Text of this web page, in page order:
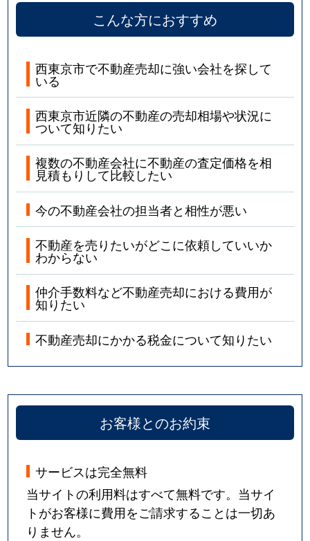
こんな方におすすめ
西東京市で不動産売却に強い会社を探して
いる
西東京市近隣の不動産の売却相場や状況に
ついて知りたい
複数の不動産会社に不動産の査定価格を相
見積もりして比較したい
今の不動産会社の担当者と相性が悪い
不動産を売りたいがどこに依頼していいか
わからない
仲介手数料など不動産売却における費用が
知りたい
不動産売却にかかる税金について知りたい
お客様とのお約束
サービスは完全無料
当サイトの利用料はすべて無料です。当サイ
トがお客様に費用をご請求することは一切あ
りません。